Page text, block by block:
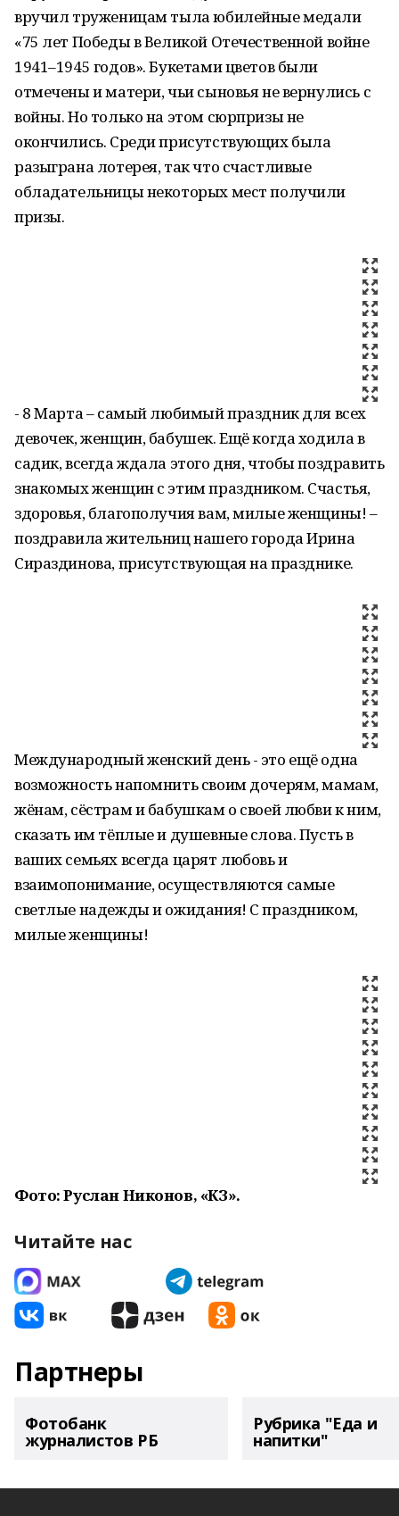
вручил труженицам тыла юбилейные медали
«75 лет Победы в Великой Отечественной войне
1941–1945 годов». Букетами цветов были
отмечены и матери, чьи сыновья не вернулись с
войны. Но только на этом сюрпризы не
окончились. Среди присутствующих была
разыграна лотерея, так что счастливые
обладательницы некоторых мест получили
призы.
- 8 Марта – самый любимый праздник для всех
девочек, женщин, бабушек. Ещё когда ходила в
садик, всегда ждала этого дня, чтобы поздравить
знакомых женщин с этим праздником. Счастья,
здоровья, благополучия вам, милые женщины! –
поздравила жительниц нашего города Ирина
Сираздинова, присутствующая на празднике.
Международный женский день - это ещё одна
возможность напомнить своим дочерям, мамам,
жёнам, сёстрам и бабушкам о своей любви к ним,
сказать им тёплые и душевные слова. Пусть в
ваших семьях всегда царят любовь и
взаимопонимание, осуществляются самые
светлые надежды и ожидания! С праздником,
милые женщины!
Фото: Руслан Никонов, «КЗ».
Читайте нас
Партнеры
Фотобанк
журналистов РБ
Рубрика "Еда и
напитки"